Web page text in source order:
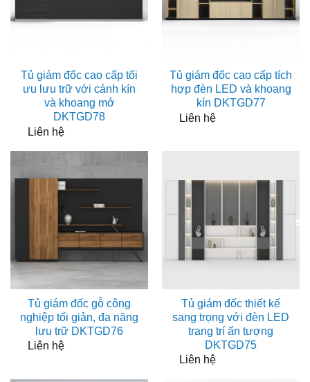
Tủ giám đốc cao cấp tối
ưu lưu trữ với cánh kín
và khoang mở
DKTGD78
Liên hệ
Tủ giám đốc cao cấp tích
hợp đèn LED và khoang
kín DKTGD77
Liên hệ
Tủ giám đốc gỗ công
nghiệp tối giản, đa năng
lưu trữ DKTGD76
Liên hệ
Tủ giám đốc thiết kế
sang trọng với đèn LED
trang trí ấn tượng
DKTGD75
Liên hệ